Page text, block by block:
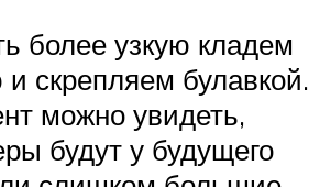
более узкую кладем
скрепляем булавкой.
можно увидеть,
будут у будущего